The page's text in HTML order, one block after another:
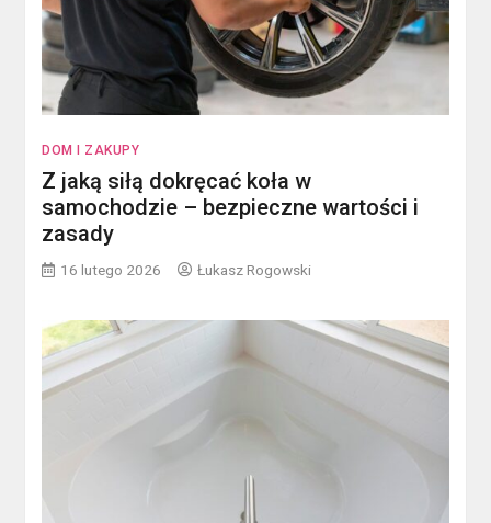
DOM I ZAKUPY
Z jaką siłą dokręcać koła w
samochodzie – bezpieczne wartości i
zasady
16 lutego 2026 Łukasz Rogowski